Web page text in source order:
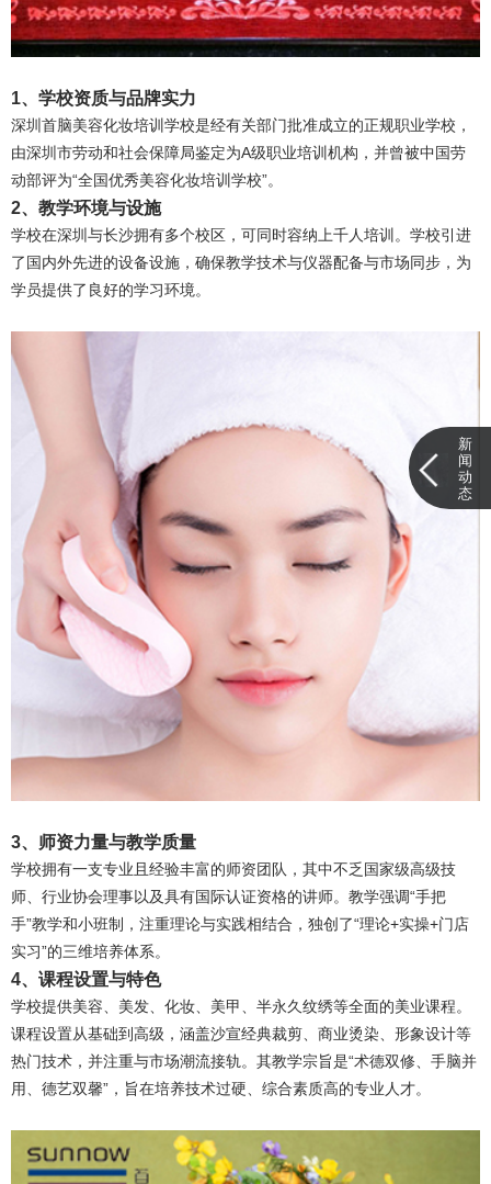
1、学校资质与品牌实力
深圳首脑美容化妆培训学校是经有关部门批准成立的正规职业学校，
由深圳市劳动和社会保障局鉴定为A级职业培训机构，并曾被中国劳
动部评为“全国优秀美容化妆培训学校”。
2、教学环境与设施
学校在深圳与长沙拥有多个校区，可同时容纳上千人培训。学校引进
了国内外先进的设备设施，确保教学技术与仪器配备与市场同步，为
学员提供了良好的学习环境。
3、师资力量与教学质量
学校拥有一支专业且经验丰富的师资团队，其中不乏国家级高级技
师、行业协会理事以及具有国际认证资格的讲师。教学强调“手把
手”教学和小班制，注重理论与实践相结合，独创了“理论+实操+门店
实习”的三维培养体系。
4、课程设置与特色
学校提供美容、美发、化妆、美甲、半永久纹绣等全面的美业课程。
课程设置从基础到高级，涵盖沙宣经典裁剪、商业烫染、形象设计等
热门技术，并注重与市场潮流接轨。其教学宗旨是“术德双修、手脑并
用、德艺双馨”，旨在培养技术过硬、综合素质高的专业人才。
新
闻
动
态